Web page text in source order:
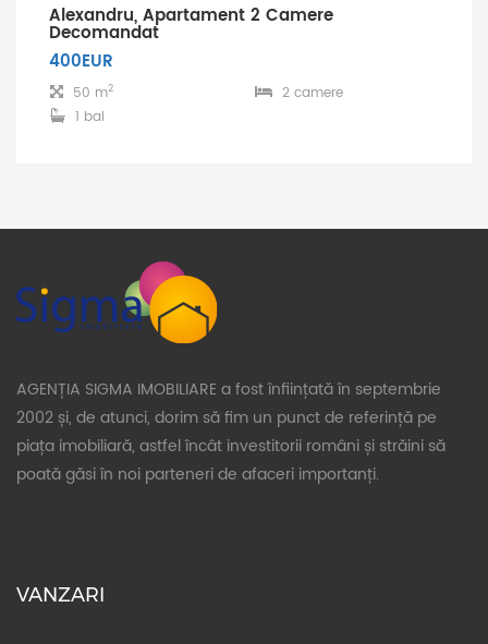
Alexandru, Apartament 2 Camere
Decomandat
400EUR
50 m2
2 camere
1 bai
AGENȚIA SIGMA IMOBILIARE a fost înființată în septembrie
2002 și, de atunci, dorim să fim un punct de referință pe
piața imobiliară, astfel încât investitorii români și străini să
poată găsi în noi parteneri de afaceri importanți.
VANZARI